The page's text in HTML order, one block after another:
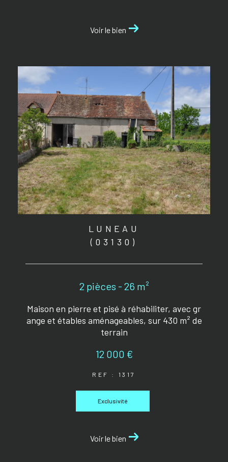
Voir le bien
LUNEAU
(03130)
2 pièces - 26 m²
Maison en pierre et pisé à réhabiliter, avec gr
ange et étables aménageables, sur 430 m² de
terrain
12 000 €
REF : 1317
Exclusivité
Voir le bien